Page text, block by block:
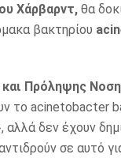
Χάρβαρντ, θα
βακτηρίου
και Πρόληψης
το acinetobacter
αλλά δεν έχουν
σε αυτό